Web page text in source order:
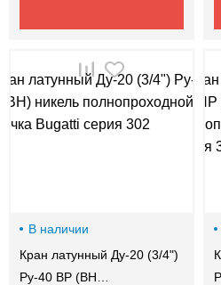
В наличии
Кран латунный Ду-20 (3/4")
Ру-40 ВР (ВН…